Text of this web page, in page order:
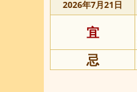
2026年7月21日
宜
忌